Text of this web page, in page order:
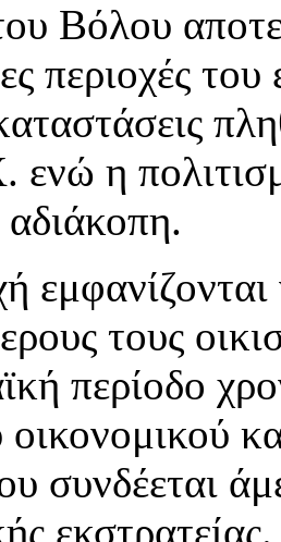
Βόλου
περιοχές
ενώ η
αδιάκοπη.
εμφανίζονται
τους
περίοδο
συνδέεται